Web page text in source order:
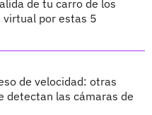
de tu carro de los
virtual por estas 5
de velocidad: otras
detectan las cámaras de